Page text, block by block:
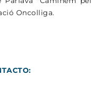
Oncolliga.